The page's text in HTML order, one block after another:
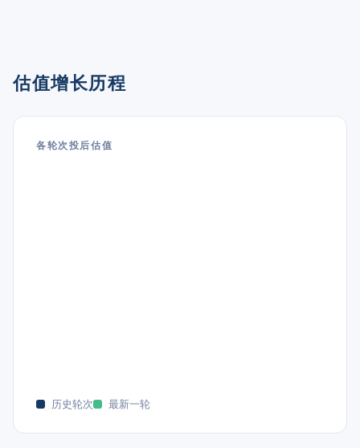
估值增长历程
各轮次投后估值
历史轮次 最新一轮